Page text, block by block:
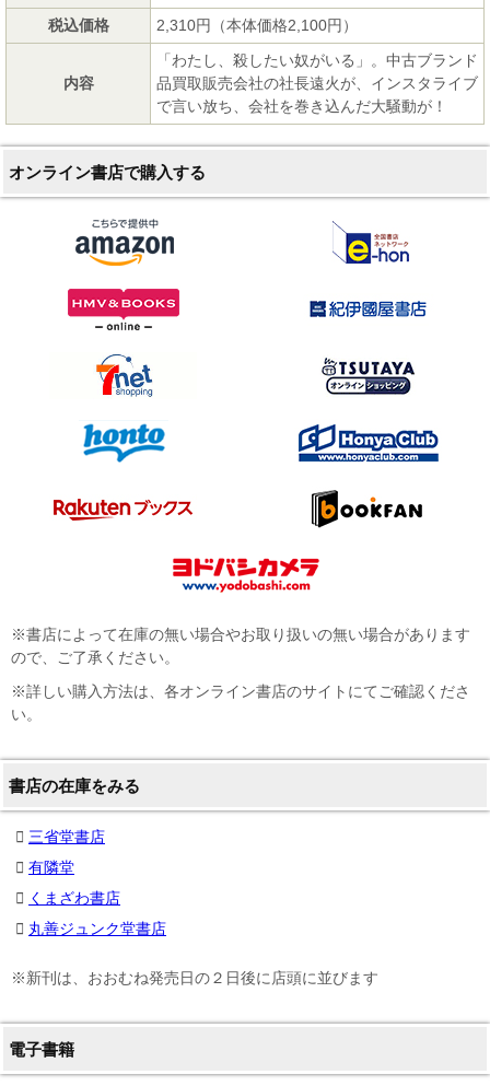
税込価格
2,310円（本体価格2,100円）
内容
「わたし、殺したい奴がいる」。中古ブランド
品買取販売会社の社長遠火が、インスタライブ
で言い放ち、会社を巻き込んだ大騒動が！
オンライン書店で購入する
※書店によって在庫の無い場合やお取り扱いの無い場合があります
ので、ご了承ください。
※詳しい購入方法は、各オンライン書店のサイトにてご確認くださ
い。
書店の在庫をみる
三省堂書店
有隣堂
くまざわ書店
丸善ジュンク堂書店
※新刊は、おおむね発売日の２日後に店頭に並びます
電子書籍